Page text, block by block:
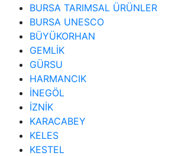
BURSA TARIMSAL ÜRÜNLER
BURSA UNESCO
BÜYÜKORHAN
GEMLİK
GÜRSU
HARMANCIK
İNEGÖL
İZNİK
KARACABEY
KELES
KESTEL